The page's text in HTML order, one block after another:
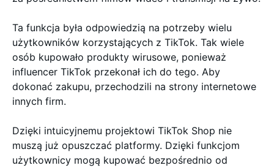
Ta funkcja była odpowiedzią na potrzeby wielu
użytkowników korzystających z TikTok. Tak wiele
osób kupowało produkty wirusowe, ponieważ
influencer TikTok przekonał ich do tego. Aby
dokonać zakupu, przechodzili na strony internetowe
innych firm.
Dzięki intuicyjnemu projektowi TikTok Shop nie
muszą już opuszczać platformy. Dzięki funkcjom
użytkownicy mogą kupować bezpośrednio od